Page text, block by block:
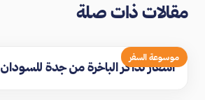
مقالات ذات صلة
موسوعة السفر
اسعار تذاكر الباخرة من جدة للسودان